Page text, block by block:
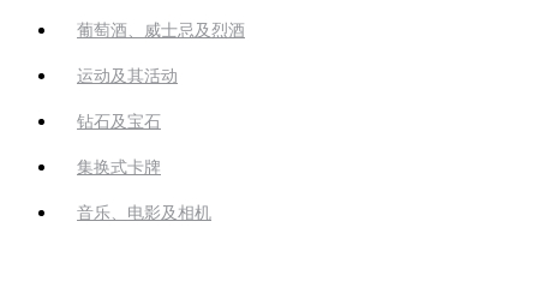
葡萄酒、威士忌及烈酒
运动及其活动
钻石及宝石
集换式卡牌
音乐、电影及相机